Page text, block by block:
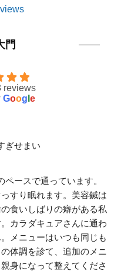
門
reviews
Goog e
ぎせまい
ペースで通っています。
すり眠れます。美容鍼は
食いしばりの癖がある私
カラダキュアさんに通わ
メニューはいつも同じも
体調を診て、追加のメニ
身になって整えてくださ